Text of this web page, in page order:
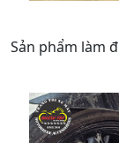
Sản phẩm làm